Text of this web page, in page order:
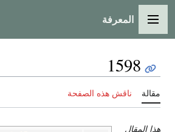
القائمة الرئيسية
المعرفة
1598
مقالة ناقش هذه الصفحة
هذا المقال